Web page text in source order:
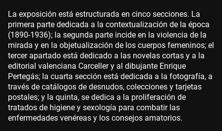
La exposición está estructurada en cinco secciones. La
primera parte dedicada a la contextualización de la época
(1890-1936); la segunda parte incide en la violencia de la
mirada y en la objetualización de los cuerpos femeninos; el
tercer apartado está dedicado a las novelas cortas y a la
editorial valenciana Carceller y al dibujante Enrique
Pertegás; la cuarta sección está dedicada a la fotografía, a
través de catálogos de desnudos, colecciones y tarjetas
postales; y la quinta, se dedica a la proliferación de
tratados de higiene y sexología para combatir las
enfermedades venéreas y los consejos amatorios.